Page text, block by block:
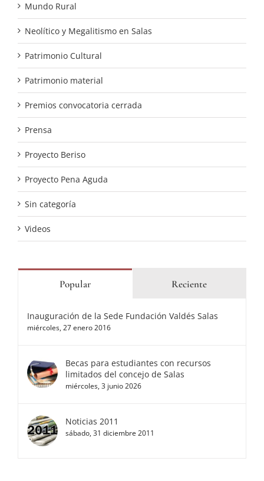
Mundo Rural
Neolítico y Megalitismo en Salas
Patrimonio Cultural
Patrimonio material
Premios convocatoria cerrada
Prensa
Proyecto Beriso
Proyecto Pena Aguda
Sin categoría
Videos
Popular Reciente
Inauguración de la Sede Fundación Valdés Salas
miércoles, 27 enero 2016
Becas para estudiantes con recursos
limitados del concejo de Salas
miércoles, 3 junio 2026
Noticias 2011
sábado, 31 diciembre 2011